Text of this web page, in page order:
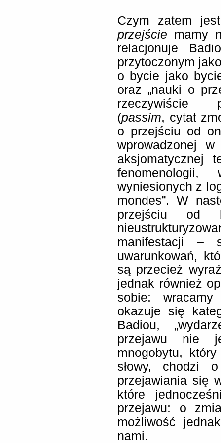
Czym zatem
przejście mamy
relacjonuje
przytoczonym
o bycie jako
oraz „nauki o
rzeczywiście
(passim, cytat
o przejściu od
wprowadzonej
aksjomatycznej
fenomenologii,
wyniesionych z
mondes”. W
przejściu od
manifestacji –
uwarunkowań,
są przecież
jednak również
sobie:
okazuje się
Badiou,
przejawu nie
mnogobytu,
słowy, chodzi
przejawiania się
które
przejawu: o
możliwość
nami.